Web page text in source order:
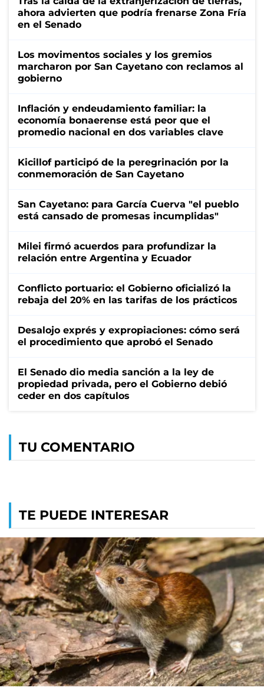
ahora advierten que podría frenarse Zona Fría
en el Senado
Los movimentos sociales y los gremios
marcharon por San Cayetano con reclamos al
gobierno
Inflación y endeudamiento familiar: la
economía bonaerense está peor que el
promedio nacional en dos variables clave
Kicillof participó de la peregrinación por la
conmemoración de San Cayetano
San Cayetano: para García Cuerva "el pueblo
está cansado de promesas incumplidas"
Milei firmó acuerdos para profundizar la
relación entre Argentina y Ecuador
Conflicto portuario: el Gobierno oficializó la
rebaja del 20% en las tarifas de los prácticos
Desalojo exprés y expropiaciones: cómo será
el procedimiento que aprobó el Senado
El Senado dio media sanción a la ley de
propiedad privada, pero el Gobierno debió
ceder en dos capítulos
TU COMENTARIO
TE PUEDE INTERESAR